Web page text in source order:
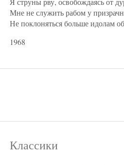
Мне не служить рабом у
Не поклоняться больше идолам
1968
Классики